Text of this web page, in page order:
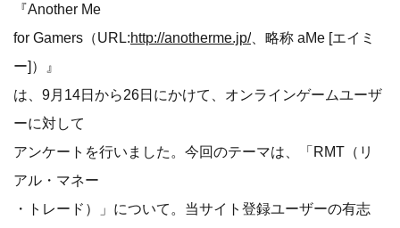
『Another Me
for Gamers（URL:http://anotherme.jp/ 、略称 aMe [エイミ
ー]）』
は、9月14日から26日にかけて、オンラインゲームユーザ
ーに対して
アンケートを行いました。今回のテーマは、「RMT（リ
アル・マネー
・トレード）」について。当サイト登録ユーザーの有志